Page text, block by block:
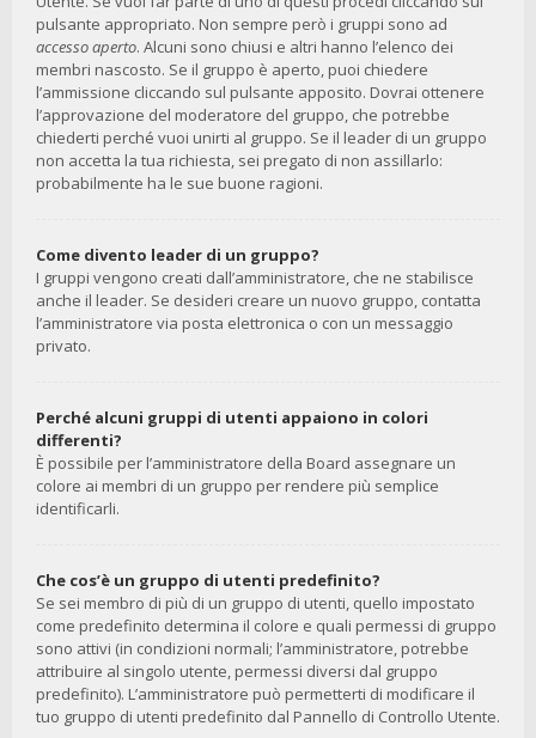
pulsante appropriato. Non sempre però i gruppi sono ad
accesso aperto. Alcuni sono chiusi e altri hanno l’elenco dei
membri nascosto. Se il gruppo è aperto, puoi chiedere
l’ammissione cliccando sul pulsante apposito. Dovrai ottenere
l’approvazione del moderatore del gruppo, che potrebbe
chiederti perché vuoi unirti al gruppo. Se il leader di un gruppo
non accetta la tua richiesta, sei pregato di non assillarlo:
probabilmente ha le sue buone ragioni.
Come divento leader di un gruppo?
I gruppi vengono creati dall’amministratore, che ne stabilisce
anche il leader. Se desideri creare un nuovo gruppo, contatta
l’amministratore via posta elettronica o con un messaggio
privato.
Perché alcuni gruppi di utenti appaiono in colori
differenti?
È possibile per l’amministratore della Board assegnare un
colore ai membri di un gruppo per rendere più semplice
identificarli.
Che cos’è un gruppo di utenti predefinito?
Se sei membro di più di un gruppo di utenti, quello impostato
come predefinito determina il colore e quali permessi di gruppo
sono attivi (in condizioni normali; l’amministratore, potrebbe
attribuire al singolo utente, permessi diversi dal gruppo
predefinito). L’amministratore può permetterti di modificare il
tuo gruppo di utenti predefinito dal Pannello di Controllo Utente.